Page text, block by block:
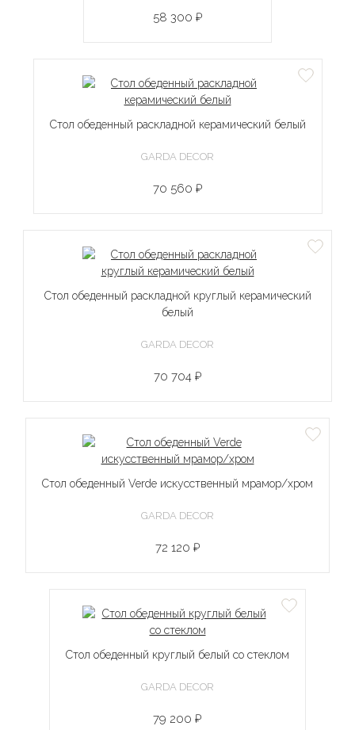
58 300 ₽
Стол обеденный раскладной керамический белый
GARDA DECOR
70 560 ₽
Стол обеденный раскладной круглый керамический
белый
GARDA DECOR
70 704 ₽
Стол обеденный Verde искусственный мрамор/хром
GARDA DECOR
72 120 ₽
Стол обеденный круглый белый со стеклом
GARDA DECOR
79 200 ₽